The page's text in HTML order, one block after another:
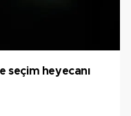
seçim heyecanı